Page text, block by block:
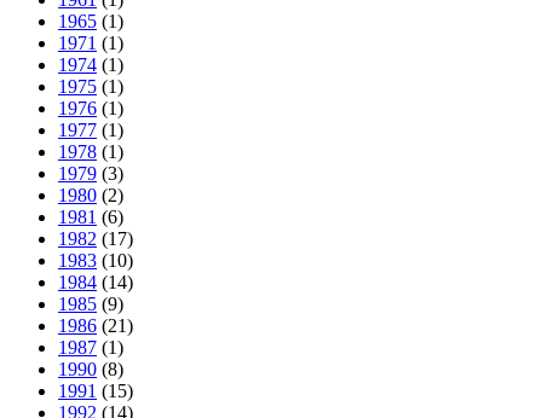
1965 (1)
1971 (1)
1974 (1)
1975 (1)
1976 (1)
1977 (1)
1978 (1)
1979 (3)
1980 (2)
1981 (6)
1982 (17)
1983 (10)
1984 (14)
1985 (9)
1986 (21)
1987 (1)
1990 (8)
1991 (15)
1992 (14)